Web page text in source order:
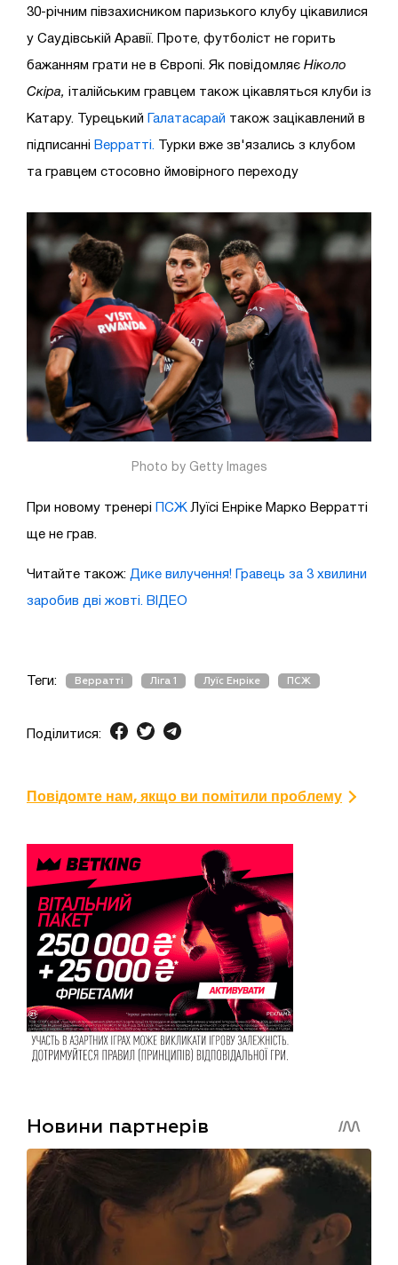
30-річним півзахисником паризького клубу цікавилися
у Саудівській Аравії. Проте, футболіст не горить
бажанням грати не в Європі. Як повідомляє Ніколо
Скіра, італійським гравцем також цікавляться клуби із
Катару. Турецький Галатасарай також зацікавлений в
підписанні Верратті. Турки вже зв'язались з клубом
та гравцем стосовно ймовірного переходу
Photo by Getty Images
При новому тренері ПСЖ Луїсі Енріке Марко Верратті
ще не грав.
Читайте також: Дике вилучення! Гравець за 3 хвилини
заробив дві жовті. ВІДЕО
Теги: Верратті Ліга 1 Луїс Енріке ПСЖ
Поділитися:
Повідомте нам, якщо ви помітили проблему